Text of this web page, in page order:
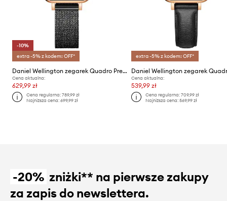
-10%
extra -5% z kodem: OFF*
Daniel Wellington zegarek Quadro Pressed
Cena aktualna:
629,99 zł
Cena regularna:789,99 zł
Najniższa cena:699,99 zł
extra -5% z kodem: OFF*
Cena aktualna:
539,99 zł
Cena regularna: 709,99 zł
Najniższa cena: 569,99 zł
-20% zniżki** na pierwsze zakupy
za zapis do newslettera.